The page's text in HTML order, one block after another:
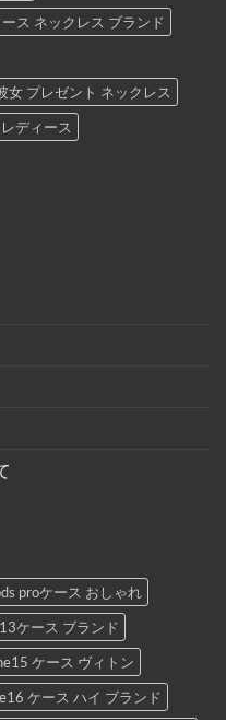
ス ネックレス ブランド
女 プレゼント ネックレス
ディース
proケース おしゃれ
ケース ブランド
ケース ヴィトン
ケース ハイ ブランド